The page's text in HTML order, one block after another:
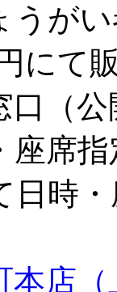
うがい
にて
口（
席
日時
本店